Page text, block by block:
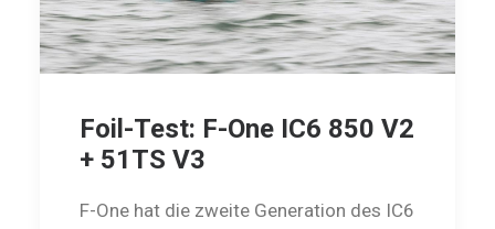
Foil-Test: F-One IC6 850 V2
+ 51TS V3
F-One hat die zweite Generation des IC6